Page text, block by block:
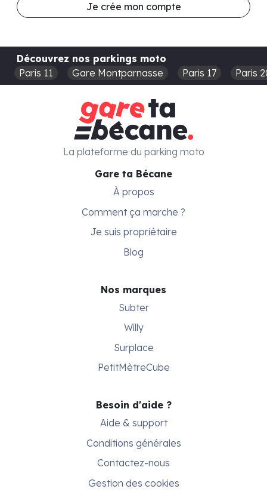
Je crée mon compte
Découvrez nos parkings moto
Paris 11
Gare Montparnasse Paris 17 Paris
Gare ta Bécane
À propos
Comment ça marche ?
Je suis propriétaire
Blog
Nos marques
Subter
Willy
Surplace
PetitMètreCube
Besoin d'aide ?
Aide & support
Conditions générales
Contactez-nous
Gestion des cookies
La plateforme du parking moto